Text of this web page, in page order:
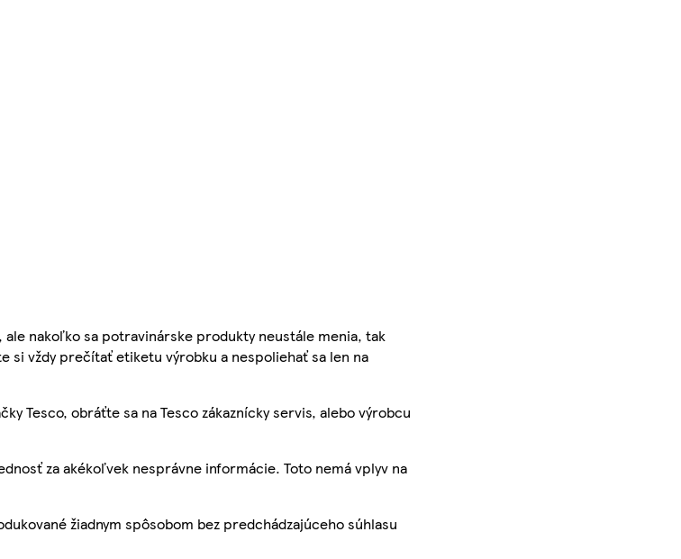
nakoľko sa potravinárske produkty neustále menia, tak
si vždy prečítať etiketu výrobku a nespoliehať sa len na
Tesco, obráťte sa na Tesco zákaznícky servis, alebo výrobcu
za akékoľvek nesprávne informácie. Toto nemá vplyv na
žiadnym spôsobom bez predchádzajúceho súhlasu